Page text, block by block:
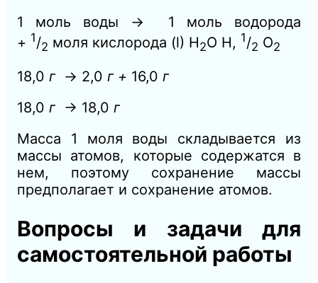
1 моль воды →
1 моль водорода
+ 1/2 моля кислорода (l) Н2О Н, 1/2 О2
18,0 г → 2,0 г + 16,0 г
18,0 г → 18,0 г
Масса 1 моля воды складывается из
массы атомов, которые содержатся в
нем, поэтому сохранение массы
предполагает и сохранение атомов.
Вопросы и задачи для
самостоятельной работы